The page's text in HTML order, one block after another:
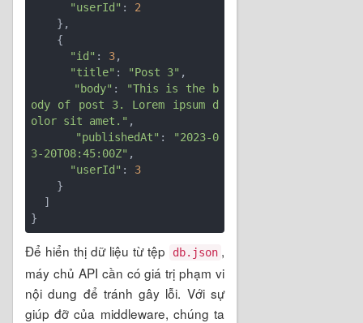
"userId" : 2
"id" : 3,
"title" : "Post 3" ,
"body" :
"This is the b
ody of post 3. Lorem ipsum d
olor sit amet." ,
"publishedAt" :
"2023-0
3-20T08:45:00Z" ,
"userId" : 3
Để hiển thị dữ liệu từ tệp db.json ,
máy chủ API cần có giá trị phạm vi
nội dung để tránh gây lỗi. Với sự
giúp đỡ của middleware, chúng ta